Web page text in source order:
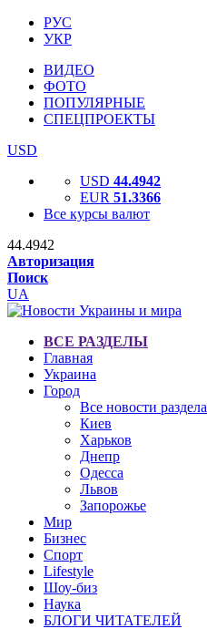
РУС
УКР
ВИДЕО
ФОТО
ПОПУЛЯРНЫЕ
СПЕЦПРОЕКТЫ
USD
USD 44.4942
EUR 51.3366
Все курсы валют
44.4942
Авторизация
Поиск
UA
ВСЕ РАЗДЕЛЫ
Главная
Украина
Город
Все новости раздела
Киев
Харьков
Днепр
Одесса
Львов
Запорожье
Мир
Бизнес
Спорт
Lifestyle
Шоу-биз
Наука
БЛОГИ ЧИТАТЕЛЕЙ